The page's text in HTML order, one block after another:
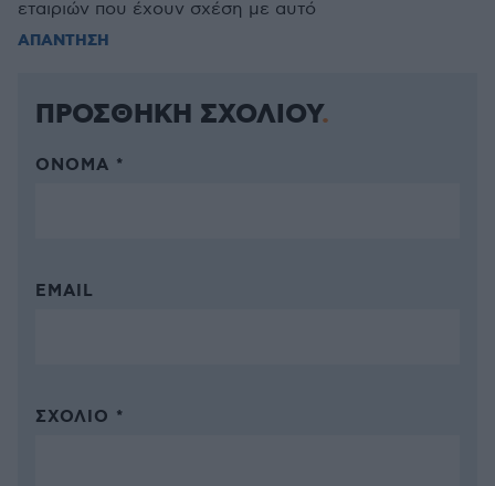
εταιριών που έχουν σχέση με αυτό
ΑΠΑΝΤΗΣΗ
ΠΡΟΣΘΗΚΗ ΣΧΟΛΙΟΥ
ΌΝΟΜΑ *
EMAIL
ΣΧΌΛΙΟ *